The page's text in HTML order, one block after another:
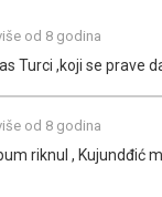
od 8 godina
Turci ,koji se prave
od 8 godina
riknul , Kujundđić